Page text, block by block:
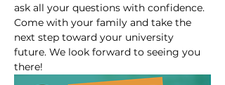
ask all your questions with confidence.
Come with your family and take the
next step toward your university
future. We look forward to seeing you
there!